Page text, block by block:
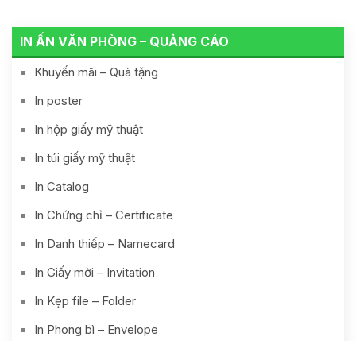
IN ẤN VĂN PHÒNG – QUẢNG CÁO
Khuyến mãi – Quà tặng
In poster
In hộp giấy mỹ thuật
In túi giấy mỹ thuật
In Catalog
In Chứng chỉ – Certificate
In Danh thiếp – Namecard
In Giấy mời – Invitation
In Kẹp file – Folder
In Phong bì – Envelope